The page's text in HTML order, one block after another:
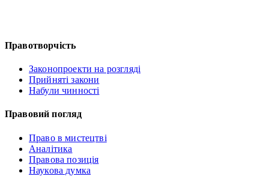
Правотворчість
Законопроекти на розгляді
Прийняті закони
Набули чинності
Правовий погляд
Право в мистецтві
Аналітика
Правова позиція
Наукова думка